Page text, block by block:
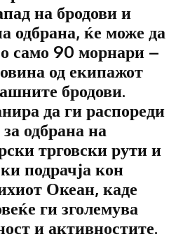
на бродови и
одбрана, ќе може да
само 90 морнари –
од екипажот
бродови.
да ги распореди
одбрана на
трговски рути и
подрачја кон
Океан, каде
ги зголемува
и активностите.